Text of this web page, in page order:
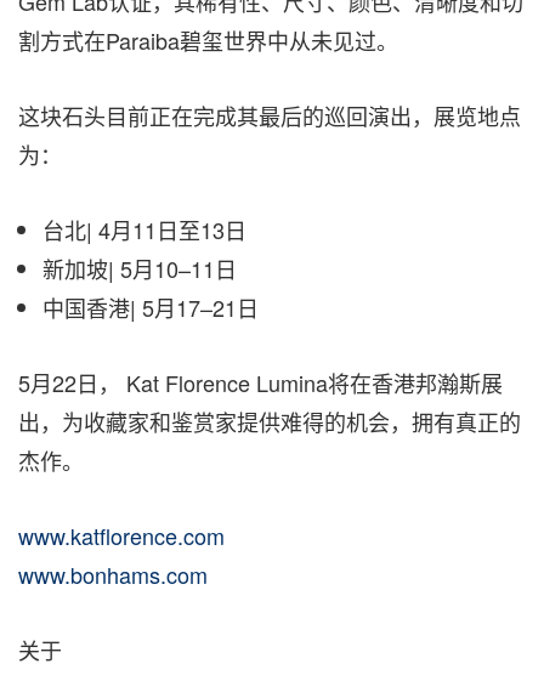
割方式在Paraiba碧玺世界中从未见过。
这块石头目前正在完成其最后的巡回演出，展览地点
为：
台北| 4月11日至13日
新加坡| 5月10–11日
中国香港| 5月17–21日
5月22日， Kat Florence Lumina将在香港邦瀚斯展
出，为收藏家和鉴赏家提供难得的机会，拥有真正的
杰作。
www.katflorence.com
www.bonhams.com
关于